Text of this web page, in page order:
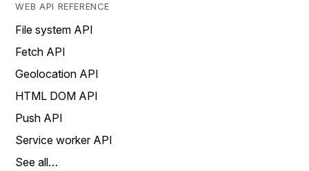
WEB API REFERENCE
File system API
Fetch API
Geolocation API
HTML DOM API
Push API
Service worker API
See all…